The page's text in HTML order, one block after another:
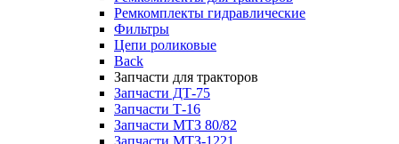
Ремкомплекты гидравлические
Фильтры
Цепи роликовые
Back
Запчасти для тракторов
Запчасти ДТ-75
Запчасти Т-16
Запчасти МТЗ 80/82
Запчасти МТЗ-1221